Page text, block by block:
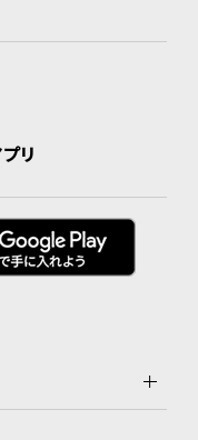
リ